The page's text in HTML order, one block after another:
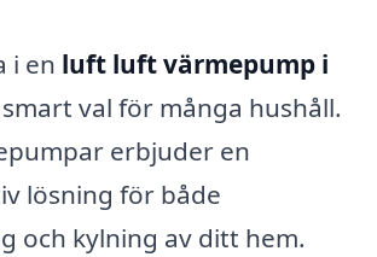
i en luft luft värmepump i
val för många hushåll.
erbjuder en
lösning för både
och kylning av ditt hem.